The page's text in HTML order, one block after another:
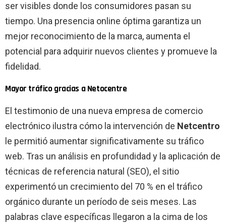
ser visibles donde los consumidores pasan su
tiempo. Una presencia online óptima garantiza un
mejor reconocimiento de la marca, aumenta el
potencial para adquirir nuevos clientes y promueve la
fidelidad.
Mayor tráfico gracias a Netocentre
El testimonio de una nueva empresa de comercio
electrónico ilustra cómo la intervención de Netcentro
le permitió aumentar significativamente su tráfico
web. Tras un análisis en profundidad y la aplicación de
técnicas de referencia natural (SEO), el sitio
experimentó un crecimiento del 70 % en el tráfico
orgánico durante un período de seis meses. Las
palabras clave específicas llegaron a la cima de los